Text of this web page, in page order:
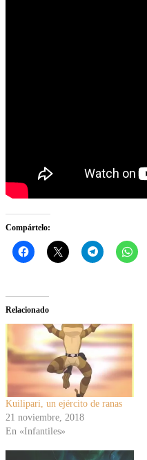
Compártelo:
Relacionado
Kuilipari, un ejército de ranas
21 noviembre, 2018
En «Infantiles»